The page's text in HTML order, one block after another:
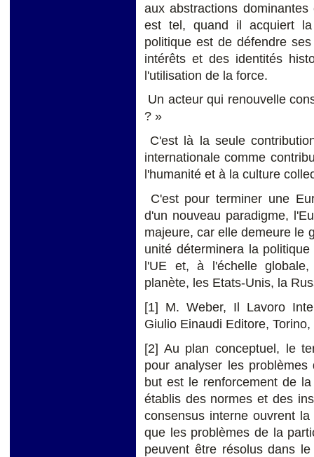
aux abstractions
est tel, quand il acquiert
politique est de défendre
intérêts et des identités
l'utilisation de la force.
Un acteur qui renouvelle
? »
C'est là la seule
internationale comme
l'humanité et à la culture
C'est pour terminer une
d'un nouveau paradigme,
majeure, car elle demeure le
unité déterminera la
l'UE et, à l'échelle
planète, les Etats-Unis, la
[1] M. Weber, Il Lavoro
Giulio Einaudi Editore, Torino,
[2] Au plan conceptuel, le
pour analyser les
but est le renforcement de
établis des normes et des
consensus interne ouvrent
que les problèmes de la
peuvent être résolus dans